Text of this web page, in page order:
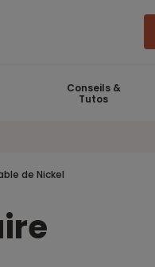
Conseils &
Tutos
de Nickel